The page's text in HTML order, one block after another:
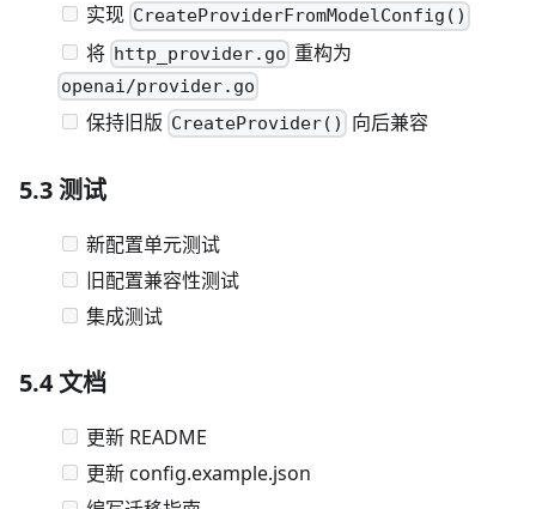
实现 CreateProviderFromModelConfig()
将 http_provider.go 重构为
openai/provider.go
保持旧版 CreateProvider() 向后兼容
5.3 测试
新配置单元测试
旧配置兼容性测试
集成测试
5.4 文档
更新 README
更新 config.example.json